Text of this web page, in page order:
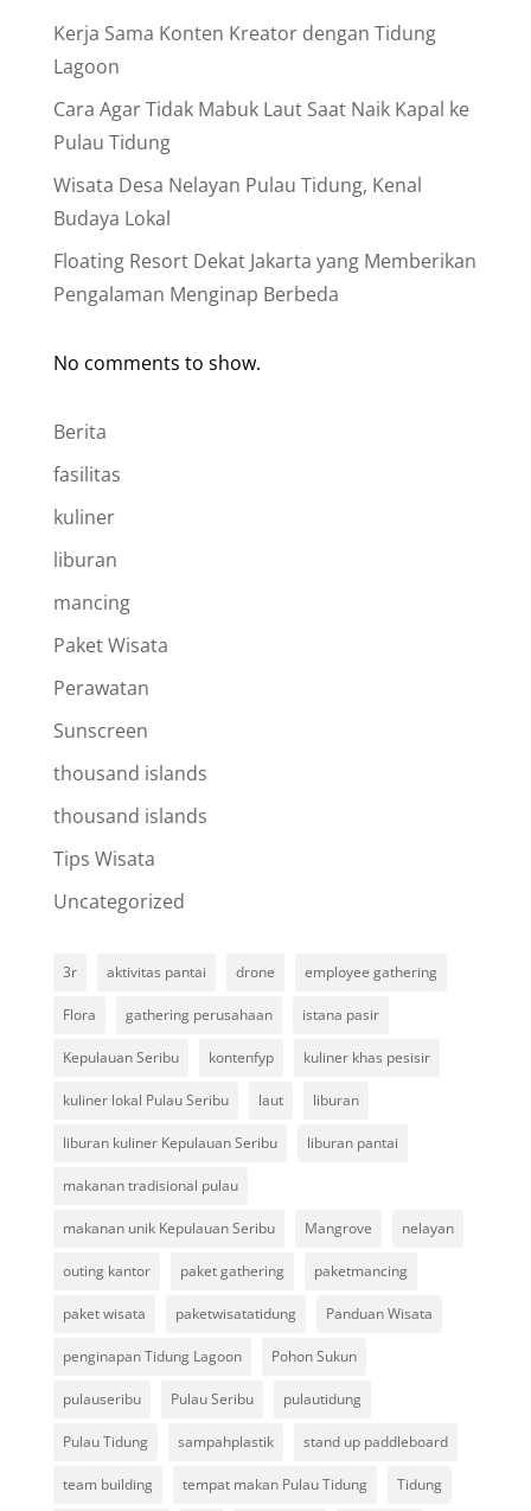
Kerja Sama Konten Kreator dengan Tidung
Lagoon
Cara Agar Tidak Mabuk Laut Saat Naik Kapal ke
Pulau Tidung
Wisata Desa Nelayan Pulau Tidung, Kenal
Budaya Lokal
Floating Resort Dekat Jakarta yang Memberikan
Pengalaman Menginap Berbeda
No comments to show.
Berita
fasilitas
kuliner
liburan
mancing
Paket Wisata
Perawatan
Sunscreen
thousand islands
thousand islands
Tips Wisata
Uncategorized
3r aktivitas pantai drone employee gathering
Flora gathering perusahaan istana pasir
Kepulauan Seribu kontenfyp kuliner khas pesisir
kuliner lokal Pulau Seribu laut liburan
liburan kuliner Kepulauan Seribu liburan pantai
makanan tradisional pulau
makanan unik Kepulauan Seribu Mangrove nelayan
outing kantor paket gathering paketmancing
paket wisata paketwisatatidung Panduan Wisata
penginapan Tidung Lagoon Pohon Sukun
pulauseribu Pulau Seribu pulautidung
Pulau Tidung sampahplastik stand up paddleboard
team building tempat makan Pulau Tidung Tidung